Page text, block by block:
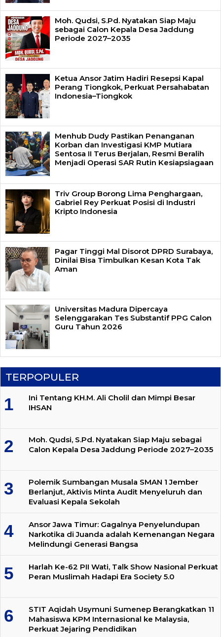
Moh. Qudsi, S.Pd. Nyatakan Siap Maju
sebagai Calon Kepala Desa Jaddung
Periode 2027–2035
Ketua Ansor Jatim Hadiri Resepsi Kapal
Perang Tiongkok, Perkuat Persahabatan
Indonesia–Tiongkok
Menhub Dudy Pastikan Penanganan
Korban dan Investigasi KMP Mutiara
Sentosa II Terus Berjalan, Resmi Beralih
Menjadi Operasi SAR Rutin Kesiapsiagaan
Triv Group Borong Lima Penghargaan,
Gabriel Rey Perkuat Posisi di Industri
Kripto Indonesia
Pagar Tinggi Mal Disorot DPRD Surabaya,
Dinilai Bisa Timbulkan Kesan Kota Tak
Aman
Universitas Madura Dipercaya
Selenggarakan Tes Substantif PPG Calon
Guru Tahun 2026
TERPOPULER
Ini Tentang KH.M. Ali Cholil dan Mimpi Besar
IHSAN
Moh. Qudsi, S.Pd. Nyatakan Siap Maju sebagai
Calon Kepala Desa Jaddung Periode 2027–2035
Polemik Sumbangan Musala SMAN 1 Jember
Berlanjut, Aktivis Minta Audit Menyeluruh dan
Evaluasi Kepala Sekolah
Ansor Jawa Timur: Gagalnya Penyelundupan
Narkotika di Juanda adalah Kemenangan Negara
Melindungi Generasi Bangsa
Harlah Ke-62 PII Wati, Talk Show Nasional Perkuat
Peran Muslimah Hadapi Era Society 5.0
STIT Aqidah Usymuni Sumenep Berangkatkan 11
Mahasiswa KPM Internasional ke Malaysia,
Perkuat Jejaring Pendidikan